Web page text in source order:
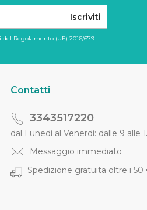
Iscriviti
del Regolamento (UE) 2016/679
Contatti
3343517220
dal Lunedì al Venerdì: dalle 9 alle
Messaggio immediato
Spedizione gratuita oltre i 50